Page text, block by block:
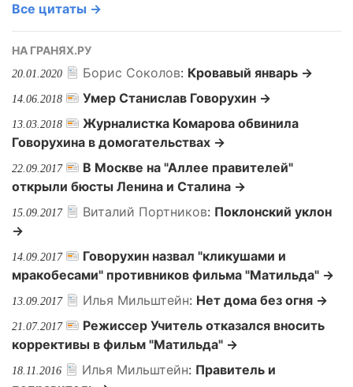
Все цитаты →
НА ГРАНЯХ.РУ
20.01.2020 Борис Соколов: Кровавый январь →
14.06.2018 Умер Станислав Говорухин →
13.03.2018
Журналистка Комарова обвинила
Говорухина в домогательствах →
22.09.2017
В Москве на "Аллее правителей"
открыли бюсты Ленина и Сталина →
15.09.2017 Виталий Портников: Поклонский уклон
→
14.09.2017
Говорухин назвал "кликушами и
мракобесами" противников фильма "Матильда" →
13.09.2017 Илья Мильштейн: Нет дома без огня →
21.07.2017
Режиссер Учитель отказался вносить
коррективы в фильм "Матильда" →
18.11.2016 Илья Мильштейн: Правитель и